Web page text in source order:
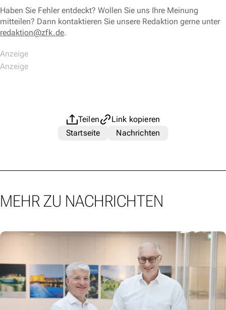
Haben Sie Fehler entdeckt? Wollen Sie uns Ihre Meinung
mitteilen? Dann kontaktieren Sie unsere Redaktion gerne unter
redaktion@zfk.de.
Teilen
Link kopieren
Startseite
Nachrichten
MEHR ZU NACHRICHTEN